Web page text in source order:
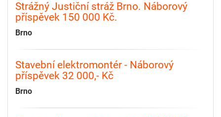
Strážný Justiční stráž Brno. Náborový
příspěvek 150 000 Kč.
Brno
Stavební elektromontér - Náborový
příspěvek 32 000,- Kč
Brno